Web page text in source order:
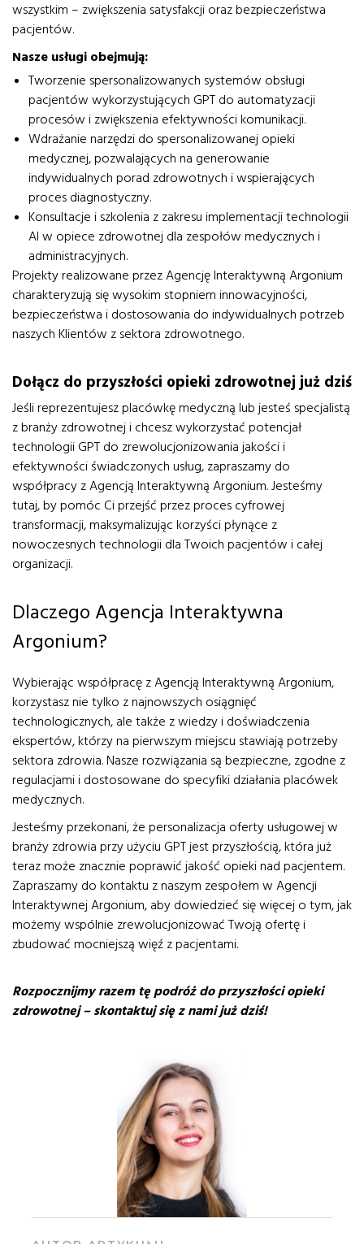
wszystkim – zwiększenia satysfakcji oraz bezpieczeństwa
pacjentów.
Nasze usługi obejmują:
Tworzenie spersonalizowanych systemów obsługi
pacjentów wykorzystujących GPT do automatyzacji
procesów i zwiększenia efektywności komunikacji.
Wdrażanie narzędzi do spersonalizowanej opieki
medycznej, pozwalających na generowanie
indywidualnych porad zdrowotnych i wspierających
proces diagnostyczny.
Konsultacje i szkolenia z zakresu implementacji technologii
AI w opiece zdrowotnej dla zespołów medycznych i
administracyjnych.
Projekty realizowane przez Agencję Interaktywną Argonium
charakteryzują się wysokim stopniem innowacyjności,
bezpieczeństwa i dostosowania do indywidualnych potrzeb
naszych Klientów z sektora zdrowotnego.
Dołącz do przyszłości opieki zdrowotnej już dziś
Jeśli reprezentujesz placówkę medyczną lub jesteś specjalistą
z branży zdrowotnej i chcesz wykorzystać potencjał
technologii GPT do zrewolucjonizowania jakości i
efektywności świadczonych usług, zapraszamy do
współpracy z Agencją Interaktywną Argonium. Jesteśmy
tutaj, by pomóc Ci przejść przez proces cyfrowej
transformacji, maksymalizując korzyści płynące z
nowoczesnych technologii dla Twoich pacjentów i całej
organizacji.
Dlaczego Agencja Interaktywna
Argonium?
Wybierając współpracę z Agencją Interaktywną Argonium,
korzystasz nie tylko z najnowszych osiągnięć
technologicznych, ale także z wiedzy i doświadczenia
ekspertów, którzy na pierwszym miejscu stawiają potrzeby
sektora zdrowia. Nasze rozwiązania są bezpieczne, zgodne z
regulacjami i dostosowane do specyfiki działania placówek
medycznych.
Jesteśmy przekonani, że personalizacja oferty usługowej w
branży zdrowia przy użyciu GPT jest przyszłością, która już
teraz może znacznie poprawić jakość opieki nad pacjentem.
Zapraszamy do kontaktu z naszym zespołem w Agencji
Interaktywnej Argonium, aby dowiedzieć się więcej o tym, jak
możemy wspólnie zrewolucjonizować Twoją ofertę i
zbudować mocniejszą więź z pacjentami.
Rozpocznijmy razem tę podróż do przyszłości opieki
zdrowotnej – skontaktuj się z nami już dziś!